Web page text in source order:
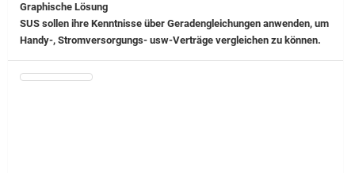
Graphische Lösung
SUS sollen ihre Kenntnisse über Geradengleichungen anwenden, um
Handy-, Stromversorgungs- usw-Verträge vergleichen zu können.